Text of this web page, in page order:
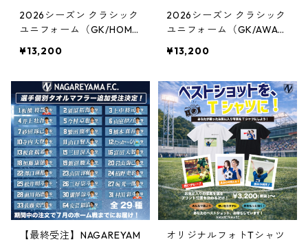
2026シーズン クラシック
ユニフォーム（GK/HOM
¥13,200
2026シーズン クラシック
ユニフォーム（GK/AWA
¥13,200
【最終受注】NAGAREYAM
オリジナルフォトTシャツ